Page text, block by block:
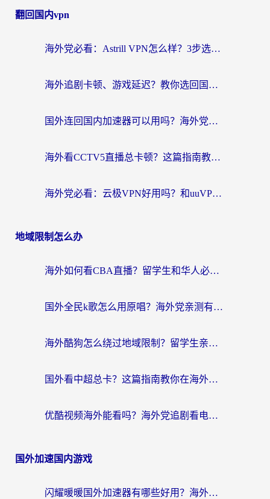
翻回国内vpn
海外党必看：Astrill VPN怎么样？3步选对回国加速器实现无缝刷剧玩游戏
海外追剧卡顿、游戏延迟？教你选回国加速器，附免费加速器试用一小时福利
国外连回国内加速器可以用吗？海外党亲测实用指南，解决追剧游戏卡顿难题
海外看CCTV5直播总卡顿？这篇指南教你选对回国加速器，无缝刷国内资源
海外党必看：云极VPN好用吗？和uuVPN对比哪个回国效果更好？附真实体验+避坑指南
地域限制怎么办
海外如何看CBA直播？留学生和华人必看的无卡顿观赛指南
国外全民k歌怎么用原唱？海外党亲测有效的回国加速解决方案
海外酷狗怎么绕过地域限制？留学生亲测有效的回国加速器选择指南
国外看中超总卡？这篇指南教你在海外流畅看体育赛事+中文解说（附避坑技巧）
优酷视频海外能看吗？海外党追剧看电影的终极解决方案来了
国外加速国内游戏
闪耀暖暖国外加速器有哪些好用？海外党亲测的国服游戏加速终极指南